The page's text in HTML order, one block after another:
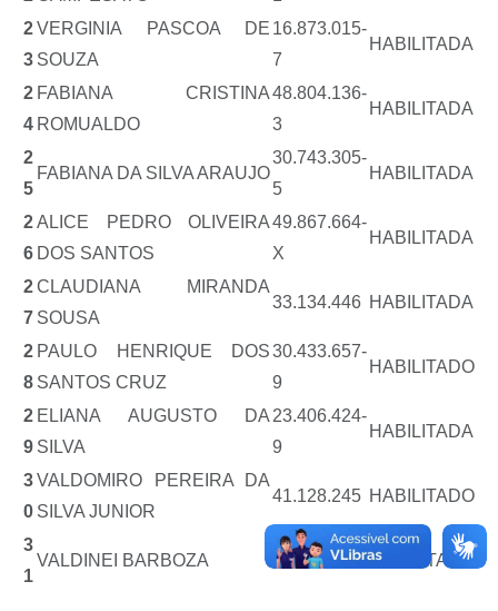
2
3
VERGINIA PASCOA DE
SOUZA
16.873.015-
7
HABILITADA
2
4
FABIANA CRISTINA
ROMUALDO
48.804.136-
3
HABILITADA
2
5
FABIANA DA SILVA ARAUJO
30.743.305-
5
HABILITADA
2
6
ALICE PEDRO OLIVEIRA
DOS SANTOS
49.867.664-
X
HABILITADA
2
7
CLAUDIANA MIRANDA
SOUSA
33.134.446 HABILITADA
2
8
PAULO HENRIQUE DOS
SANTOS CRUZ
30.433.657-
9
HABILITADO
2
9
ELIANA AUGUSTO DA
SILVA
23.406.424-
9
HABILITADA
3
0
VALDOMIRO PEREIRA DA
SILVA JUNIOR
41.128.245 HABILITADO
3
1
VALDINEI BARBOZA 3.854.891-4HABILITADO